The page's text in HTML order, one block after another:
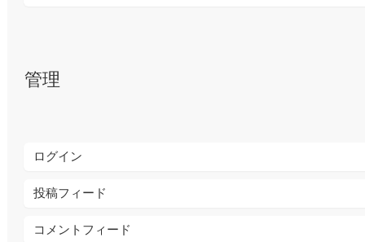
管理
ログイン
投稿フィード
コメントフィード